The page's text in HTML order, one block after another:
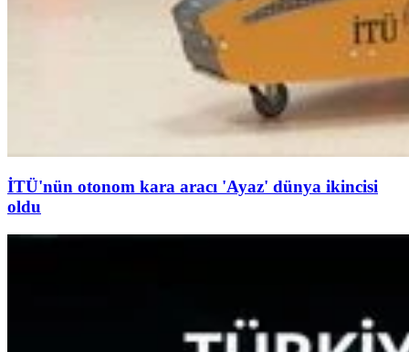
İTÜ'nün otonom kara aracı 'Ayaz' dünya ikincisi
oldu